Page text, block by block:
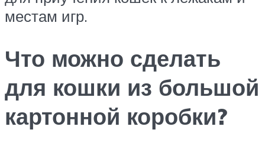
местам игр.
Что можно сделать
для кошки из большой
картонной коробки?